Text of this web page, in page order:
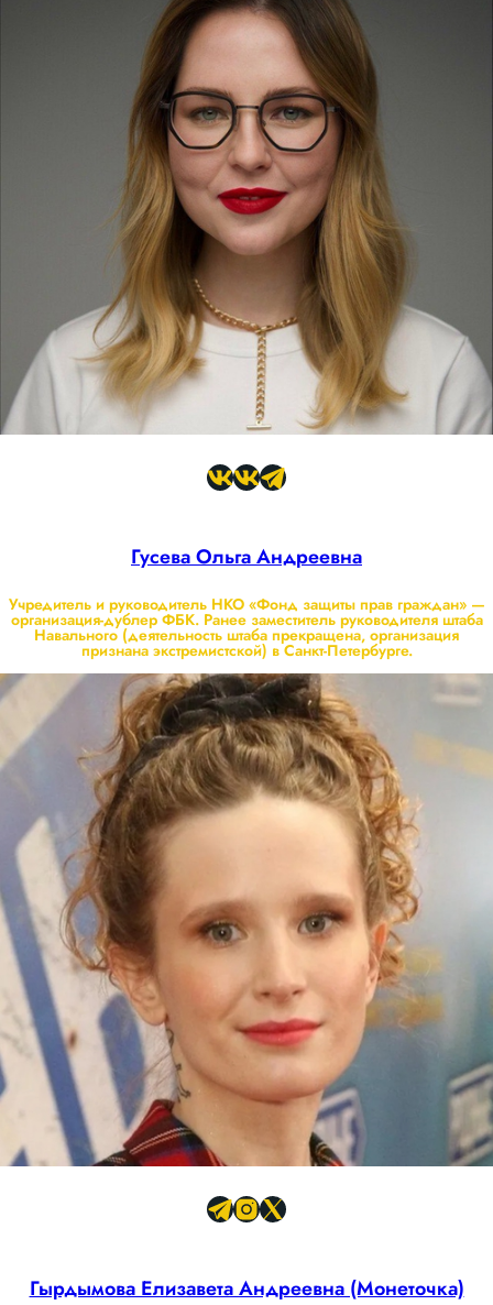
Гусева Ольга Андреевна
Учредитель и руководитель НКО «Фонд защиты прав граждан» —
организация-дублер ФБК. Ранее заместитель руководителя штаба
Навального (деятельность штаба прекращена, организация
признана экстремистской) в Санкт-Петербурге.
Гырдымова Елизавета Андреевна (Монеточка)